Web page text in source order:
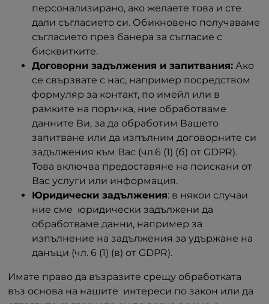
персонализирано, ако желаете това и сте
дали съгласието си. Обикновено получаваме
съгласието през банера за съгласие с
бисквитките.
Договорни задължения и запитвания: Ако
се свързвате с нас, например посредством
формуляр за контакт, по имейл или в
рамките на поръчка, ние обработваме
данните Ви, за да обработим Вашето
запитване или да изпълним договорните си
задължения към Вас (чл.6 (1) (б) от GDPR).
Това включва предоставяне на поискани от
Вас услуги или информация.
Юридически задължения: в някои случаи
ние сме юридически задължени да
обработваме данни, например за
изпълнение на задължения за удържане на
данъци (чл. 6 (1) (в) от GDPR).
Имате право да възразите срещу обработката
въз основа на нашите интереси по закон или да